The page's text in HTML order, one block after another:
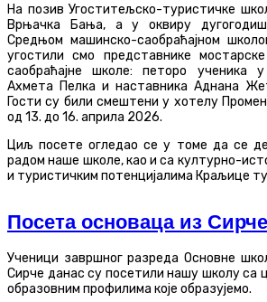
На позив Угоститељско-туристичке
Врњачка Бања, а у оквиру
Средњом машинско-саобраћајном
угостили смо представнике
саобраћајне школе: петоро ученика
Ахмета Пелка и наставника Аднана
Гости су били смештени у хотелу
од 13. до 16. априла 2026.
Циљ посете огледао се у томе да се
радом наше школе, као и са културно-
и туристичким потенцијалима Краљице
Посета основаца из
Ученици завршног разреда Основне
Сирче данас су посетили нашу школу са
образовним профилима које образујемо.